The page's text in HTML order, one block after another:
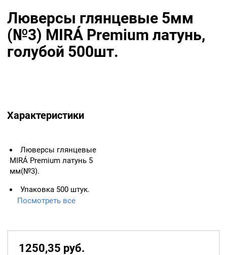
Люверсы глянцевые 5мм
(№3) MIRÁ Premium латунь,
голубой 500шт.
Характеристики
Люверсы глянцевые
MIRÁ Premium латунь 5
мм(№3).
Упаковка 500 штук.
Цвет: Голубой.
никель. Материал: латунь.
Посмотреть все
1250,35 руб.